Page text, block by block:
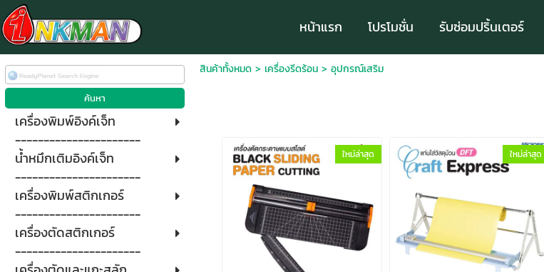
หน้าแรก โปรโมชั่น รับซ่อมปริ้นเตอร์
เครื่องพิมพ์อิงค์เจ็ท
----------------------
น้ำหมึกเติมอิงค์เจ็ท
----------------------
เครื่องพิมพ์สติกเกอร์
----------------------
เครื่องตัดสติกเกอร์
----------------------
สินค้าทั้งหมด> เครื่องรีดร้อน> อุปกรณ์เสริม
ใหม่ล่าสุด ใหม่ล่าสุด